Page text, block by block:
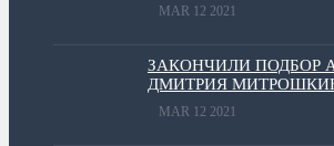
MAR 12 2021
ЗАКОНЧИЛИ ПОДБОР
ДМИТРИЯ
MAR 12 2021